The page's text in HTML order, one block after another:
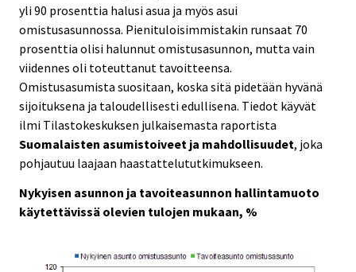
yli 90 prosenttia halusi asua ja myös asui
omistusasunnossa. Pienituloisimmistakin runsaat 70
prosenttia olisi halunnut omistusasunnon, mutta vain
viidennes oli toteuttanut tavoitteensa.
Omistusasumista suositaan, koska sitä pidetään hyvänä
sijoituksena ja taloudellisesti edullisena. Tiedot käyvät
ilmi Tilastokeskuksen julkaisemasta raportista
Suomalaisten asumistoiveet ja mahdollisuudet, joka
pohjautuu laajaan haastattelututkimukseen.
Nykyisen asunnon ja tavoiteasunnon hallintamuoto
käytettävissä olevien tulojen mukaan, %